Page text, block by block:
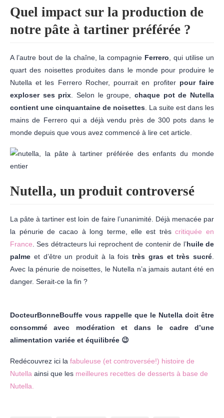
Quel impact sur la production de
notre pâte à tartiner préférée ?
A l’autre bout de la chaîne, la compagnie Ferrero , qui utilise un
quart des noisettes produites dans le monde pour produire le
Nutella et les Ferrero Rocher, pourrait en profiter pour faire
exploser ses prix . Selon le groupe,chaque pot de Nutella
contient une cinquantaine de noisettes . La suite est dans les
mains de Ferrero qui a déjà vendu près de 300 pots dans le
monde depuis que vous avez commencé à lire cet article.
Nutella, un produit controversé
La pâte à tartiner est loin de faire l’unanimité. Déjà menacée par
la pénurie de cacao à long terme, elle est trèscritiquée en
France . Ses détracteurs lui reprochent de contenir de l’huile de
palme et d’être un produit à la fois très gras et très sucré
Avec la pénurie de noisettes, le Nutella n’a jamais autant été en
danger. Serait-ce la fin ?
DocteurBonneBouffe vous rappelle que le Nutella doit être
consommé avec modération et dans le cadre d’une
alimentation variée et équilibrée 😉
Redécouvrez ici la fabuleuse (et controversée!) histoire de
Nutella ainsi que les meilleures recettes de desserts à base de
Nutella.